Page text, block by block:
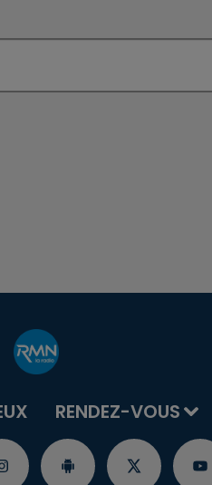
RENDEZ-VOUS